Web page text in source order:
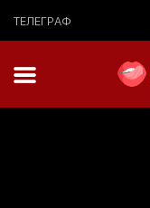
ТЕЛЕГРАФ